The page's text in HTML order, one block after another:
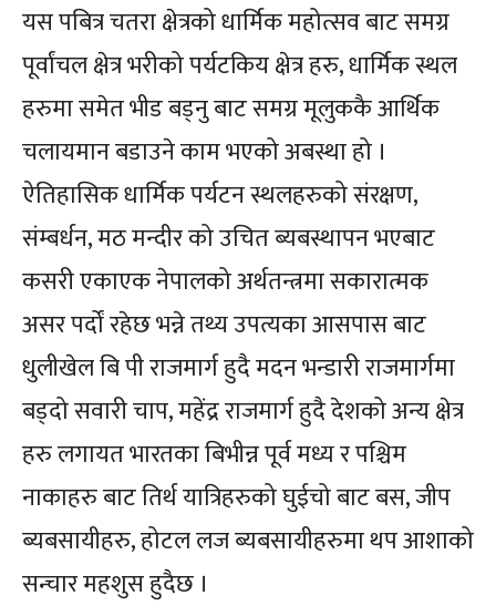
यस पबित्र चतरा क्षेत्रको धार्मिक महोत्सव बाट समग्र
पूर्वांचल क्षेत्र भरीको पर्यटकिय क्षेत्र हरु, धार्मिक स्थल
हरुमा समेत भीड बड्नु बाट समग्र मूलुककै आर्थिक
चलायमान बडाउने काम भएको अबस्था हो ।
ऐतिहासिक धार्मिक पर्यटन स्थलहरुको संरक्षण,
संम्बर्धन, मठ मन्दीर को उचित ब्यबस्थापन भएबाट
कसरी एकाएक नेपालको अर्थतन्त्रमा सकारात्मक
असर पर्दों रहेछ भन्ने तथ्य उपत्यका आसपास बाट
धुलीखेल बि पी राजमार्ग हुदै मदन भन्डारी राजमार्गमा
बड्दो सवारी चाप, महेंद्र राजमार्ग हुदै देशको अन्य क्षेत्र
हरु लगायत भारतका बिभीन्न पूर्व मध्य र पश्चिम
नाकाहरु बाट तिर्थ यात्रिहरुको घुईचो बाट बस, जीप
ब्यबसायीहरु, होटल लज ब्यबसायीहरुमा थप आशाको
सन्चार महशुस हुदैछ ।